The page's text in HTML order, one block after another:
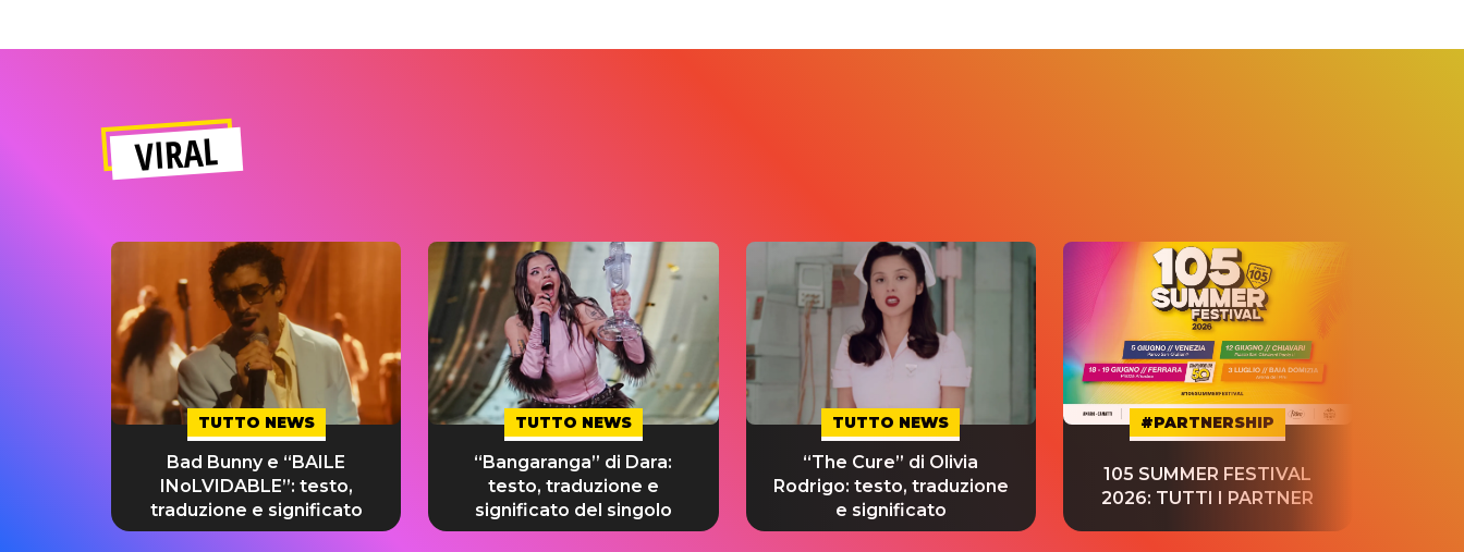
VIRAL
TUTTO NEWS
Bad Bunny e “BAILE
INoLVIDABLE”: testo,
traduzione e significato
TUTTO NEWS
“Bangaranga” di Dara:
testo, traduzione e
significato del singolo
TUTTO NEWS
“The Cure” di Olivia
Rodrigo: testo, traduzione
e significato
#PARTNERSHIP
105 SUMMER FESTIVAL
2026: TUTTI I PARTNER